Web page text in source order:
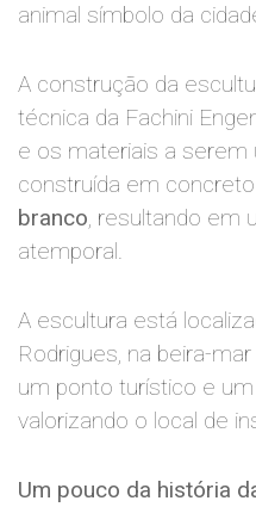
animal símbolo da
A construção da
técnica da Fachini
e os materiais a serem
construída em
branco, resultando em
atemporal.
A escultura está
Rodrigues, na beira-
um ponto turístico e
valorizando o local de
Um pouco da história